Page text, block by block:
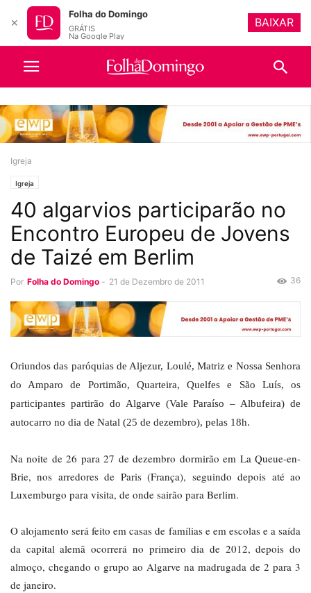
Igreja
Igreja
40 algarvios participarão no
Encontro Europeu de Jovens
de Taizé em Berlim
Por Folha do Domingo - 21 de Dezembro de 2011 36
Oriundos das paróquias de Aljezur, Loulé, Matriz e Nossa Senhora
do Amparo de Portimão, Quarteira, Quelfes e São Luís, os
participantes partirão do Algarve (Vale Paraíso – Albufeira) de
autocarro no dia de Natal (25 de dezembro), pelas 18h.
Na noite de 26 para 27 de dezembro dormirão em La Queue-en-
Brie, nos arredores de Paris (França), seguindo depois até ao
Luxemburgo para visita, de onde sairão para Berlim.
O alojamento será feito em casas de famílias e em escolas e a saída
da capital alemã ocorrerá no primeiro dia de 2012, depois do
almoço, chegando o grupo ao Algarve na madrugada de 2 para 3
de janeiro.
✕
Folha do Domingo
GRÁTIS
Na Google Play
BAIXAR